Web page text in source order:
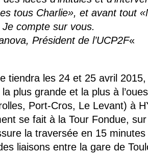
tous Charlie», et avant tout
compte sur vous.
Président de l’UCP2F«
tiendra les 24 et 25 avril 2015,
plus grande et la plus à
Port-Cros, Le Levant) à
se fait à la Tour Fondue,
la traversée en 15
liaisons entre la gare de